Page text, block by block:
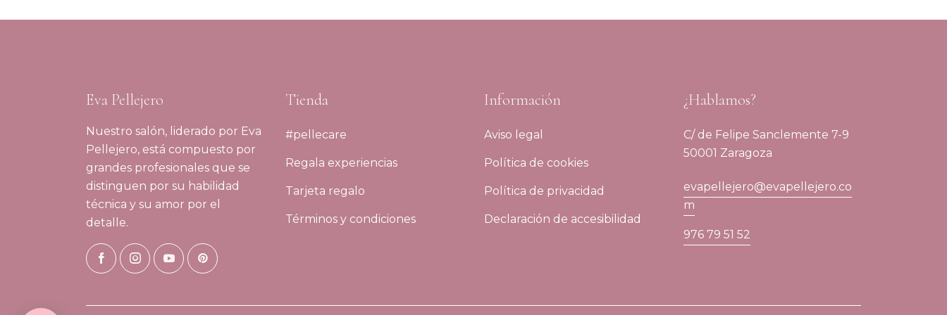
Eva Pellejero
Nuestro salón, liderado por Eva
Pellejero, está compuesto por
grandes profesionales que se
distinguen por su habilidad
técnica y su amor por el
detalle.
Tienda
#pellecare
Regala experiencias
Tarjeta regalo
Términos y condiciones
Información
Aviso legal
Política de cookies
Política de privacidad
Declaración de accesibilidad
¿Hablamos?
C/ de Felipe Sanclemente 7-9
50001 Zaragoza
evapellejero@evapellejero.co
m
976 79 51 52